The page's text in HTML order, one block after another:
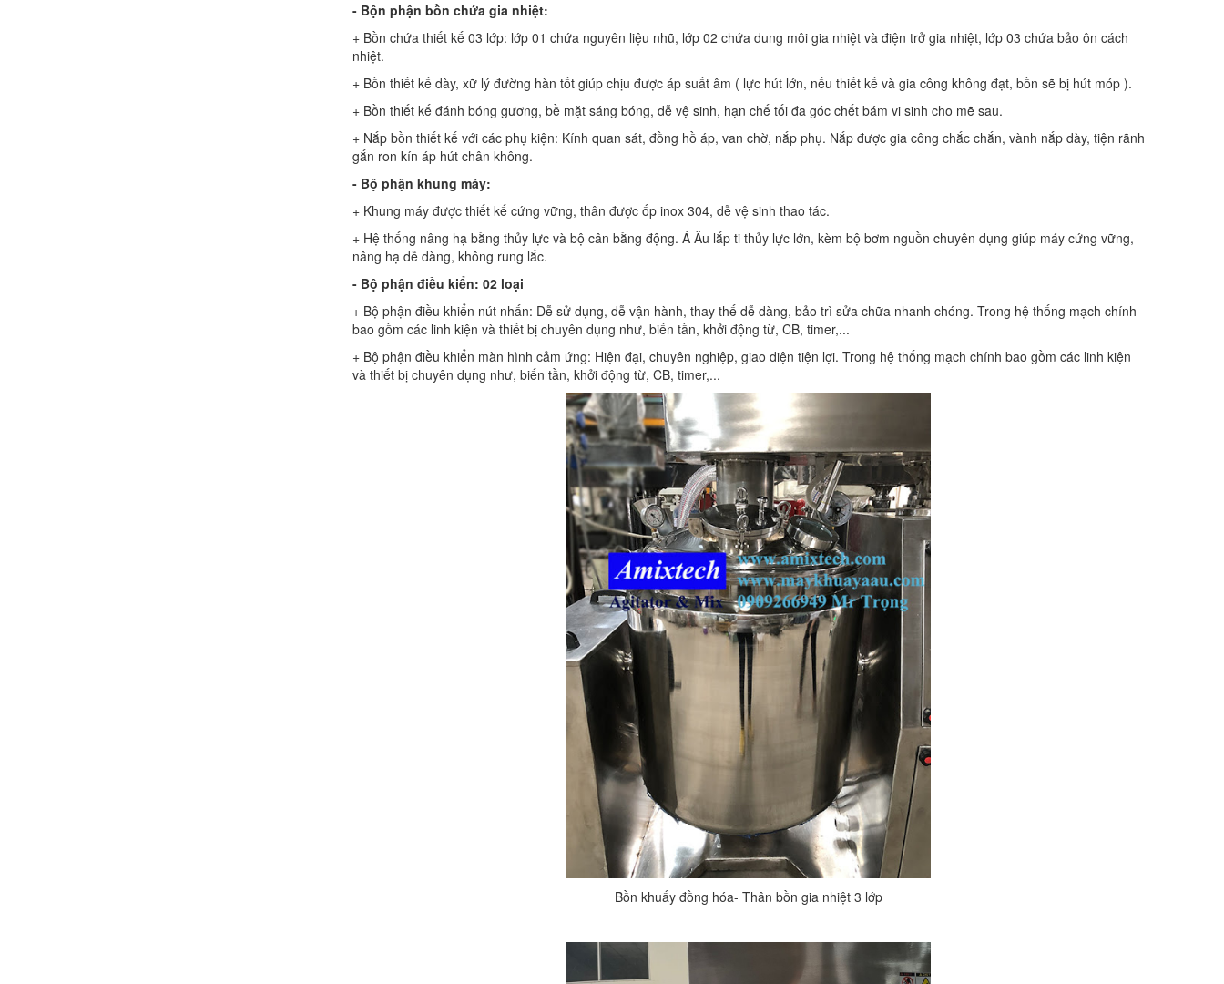
- Bộn phận bồn chứa gia nhiệt:
+ Bồn chứa thiết kế 03 lớp: lớp 01 chứa nguyên liệu nhũ, lớp 02 chứa dung môi gia nhiệt và điện trở gia nhiệt, lớp 03 chứa bảo ôn cách
nhiệt.
+ Bồn thiết kế dày, xữ lý đường hàn tốt giúp chịu được áp suất âm ( lực hút lớn, nếu thiết kế và gia công không đạt, bồn sẽ bị hút móp ).
+ Bồn thiết kế đánh bóng gương, bề mặt sáng bóng, dễ vệ sinh, hạn chế tối đa góc chết bám vi sinh cho mẽ sau.
+ Nắp bồn thiết kế với các phụ kiện: Kính quan sát, đồng hồ áp, van chờ, nắp phụ. Nắp được gia công chắc chắn, vành nắp dày, tiện rãnh
gắn ron kín áp hút chân không.
- Bộ phận khung máy:
+ Khung máy được thiết kế cứng vững, thân được ốp inox 304, dễ vệ sinh thao tác.
+ Hệ thống nâng hạ bằng thủy lực và bộ cân bằng động. Á Âu lắp ti thủy lực lớn, kèm bộ bơm nguồn chuyên dụng giúp máy cứng vững,
nâng hạ dễ dàng, không rung lắc.
- Bộ phận điều kiển: 02 loại
+ Bộ phận điều khiển nút nhấn: Dễ sử dụng, dễ vận hành, thay thế dễ dàng, bảo trì sửa chữa nhanh chóng. Trong hệ thống mạch chính
bao gồm các linh kiện và thiết bị chuyên dụng như, biến tần, khởi động từ, CB, timer,...
+ Bộ phận điều khiển màn hình cảm ứng: Hiện đại, chuyên nghiệp, giao diện tiện lợi. Trong hệ thống mạch chính bao gồm các linh kiện
và thiết bị chuyên dụng như, biến tần, khởi động từ, CB, timer,...
Bồn khuấy đồng hóa- Thân bồn gia nhiệt 3 lớp